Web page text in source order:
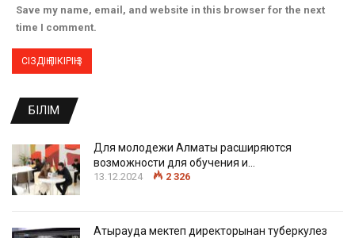
Save my name, email, and website in this browser for the next
time I comment.
БІЛІМ
Для молодежи Алматы расширяются
возможности для обучения и…
13.12.2024 2 326
Атырауда мектеп директорынан туберкулез